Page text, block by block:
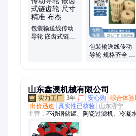
包装输送线传动
导轮 嵌齿式链齿
包装输送线传动
导轮 规格齐全 嵌
山东鑫澳机械有限公司
3年 厂 安心购 综合体验
出价迅速
真实性已核验
山东济宁
主营： 不锈钢储罐、陶瓷过滤机、冷凝
轮、玻璃钢罐、冷凝器、离心机、压滤机